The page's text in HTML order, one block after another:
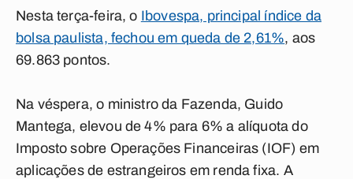
Nesta terça-feira, o Ibovespa, principal índice da
bolsa paulista, fechou em queda de 2,61%, aos
69.863 pontos.
Na véspera, o ministro da Fazenda, Guido
Mantega, elevou de 4% para 6% a alíquota do
Imposto sobre Operações Financeiras (IOF) em
aplicações de estrangeiros em renda fixa. A